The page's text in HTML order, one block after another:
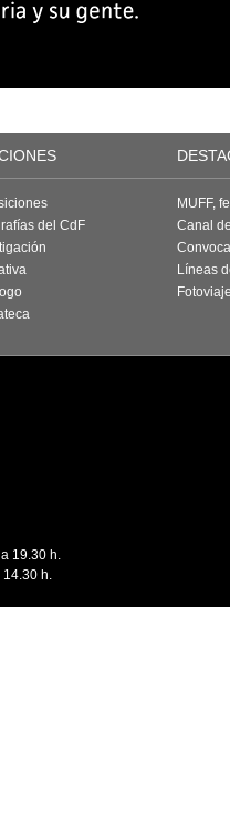
del CdF
MUFF,
Canal
Líneas
19.30 h.
14.30 h.